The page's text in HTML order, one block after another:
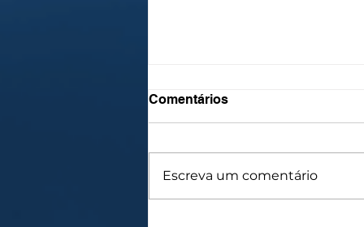
Comentários
Escreva um comentário